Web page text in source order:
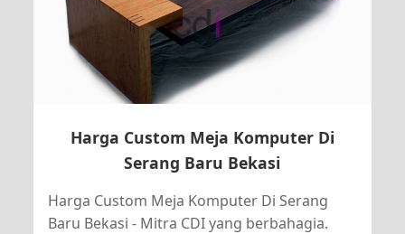
Harga Custom Meja Komputer Di
Serang Baru Bekasi
Harga Custom Meja Komputer Di Serang
Baru Bekasi - Mitra CDI yang berbahagia.